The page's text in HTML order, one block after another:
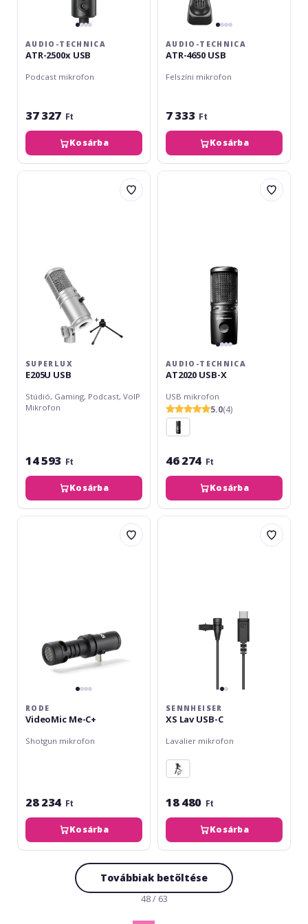
AUDIO-TECHNICA
ATR-2500x USB
Podcast mikrofon
37 327 Ft
Kosárba
AUDIO-TECHNICA
ATR-4650 USB
Felszíni mikrofon
7 333 Ft
Kosárba
Superlux
SUPERLUX
E205U USB
Stúdió, Gaming, Podcast, VoIP
Mikrofon
14 593 Ft
Kosárba
Audio-
AUDIO-TECHNICA
AT2020 USB-X
USB mikrofon
5.0(4)
46 274 Ft
Kosárba
Rode
RODE
VideoMic Me-C+
Shotgun mikrofon
28 234 Ft
Kosárba
Sennheiser
SENNHEISER
XS Lav USB-C
Lavalier mikrofon
18 480 Ft
Kosárba
Továbbiak betöltése
48 / 63